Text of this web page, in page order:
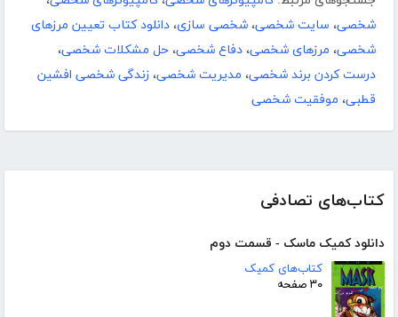
کتاب‌های تصادفی
دانلود کمیک ماسک - قسمت دوم
کتاب‌های کمیک
۳۰ صفحه
شخصی، سایت شخصی، شخصی سازی، دانلود کتاب تعیین مرزهای
شخصی، مرزهای شخصی، دفاع شخصی، حل مشکلات شخصی،
درست کردن برند شخصی، مدیریت شخصی، زندگی شخصی افشین
قطبی، موفقیت شخصی